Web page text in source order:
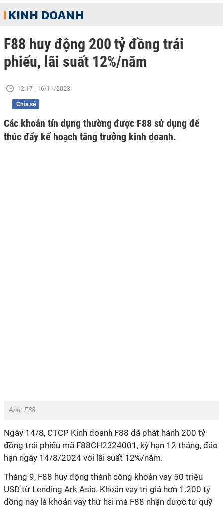
KINH DOANH
F88 huy động 200 tỷ đồng trái
phiếu, lãi suất 12%/năm
12:17 | 16/11/2023
Chia sẻ
Các khoản tín dụng thường được F88 sử dụng để
thúc đẩy kế hoạch tăng trưởng kinh doanh.
Ảnh: F88.
Ngày 14/8, CTCP Kinh doanh F88 đã phát hành 200 tỷ
đồng trái phiếu mã F88CH2324001, kỳ hạn 12 tháng, đáo
hạn ngày 14/8/2024 với lãi suất 12%/năm.
Tháng 9, F88 huy động thành công khoản vay 50 triệu
USD từ Lending Ark Asia. Khoản vay trị giá hơn 1.200 tỷ
đồng này là khoản vay thứ hai mà F88 nhận được từ quỹ